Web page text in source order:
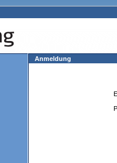
Anmeldung